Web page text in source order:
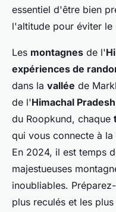
essentiel d'être bien
l'altitude pour éviter le
Les montagnes de l'
expériences de
dans la vallée de
de l'Himachal Pradesh
du Roopkund, chaque
qui vous connecte à la
En 2024, il est temps
majestueuses
inoubliables.
plus reculés et les